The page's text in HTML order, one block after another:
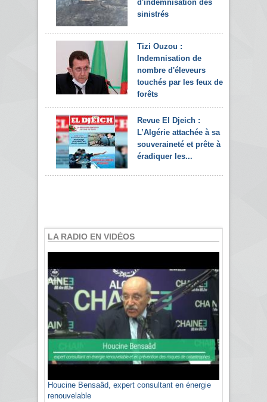
d'indemnisation des
sinistrés
Tizi Ouzou :
Indemnisation de
nombre d'éleveurs
touchés par les feux de
forêts
Revue El Djeich :
L’Algérie attachée à sa
souveraineté et prête à
éradiquer les...
LA RADIO EN VIDÉOS
Sami Agli, président de la Confédération
algérienne du patronat citoyen CAPC